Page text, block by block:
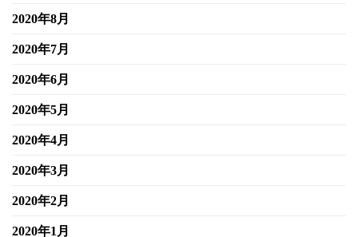
2020年8月
2020年7月
2020年6月
2020年5月
2020年4月
2020年3月
2020年2月
2020年1月